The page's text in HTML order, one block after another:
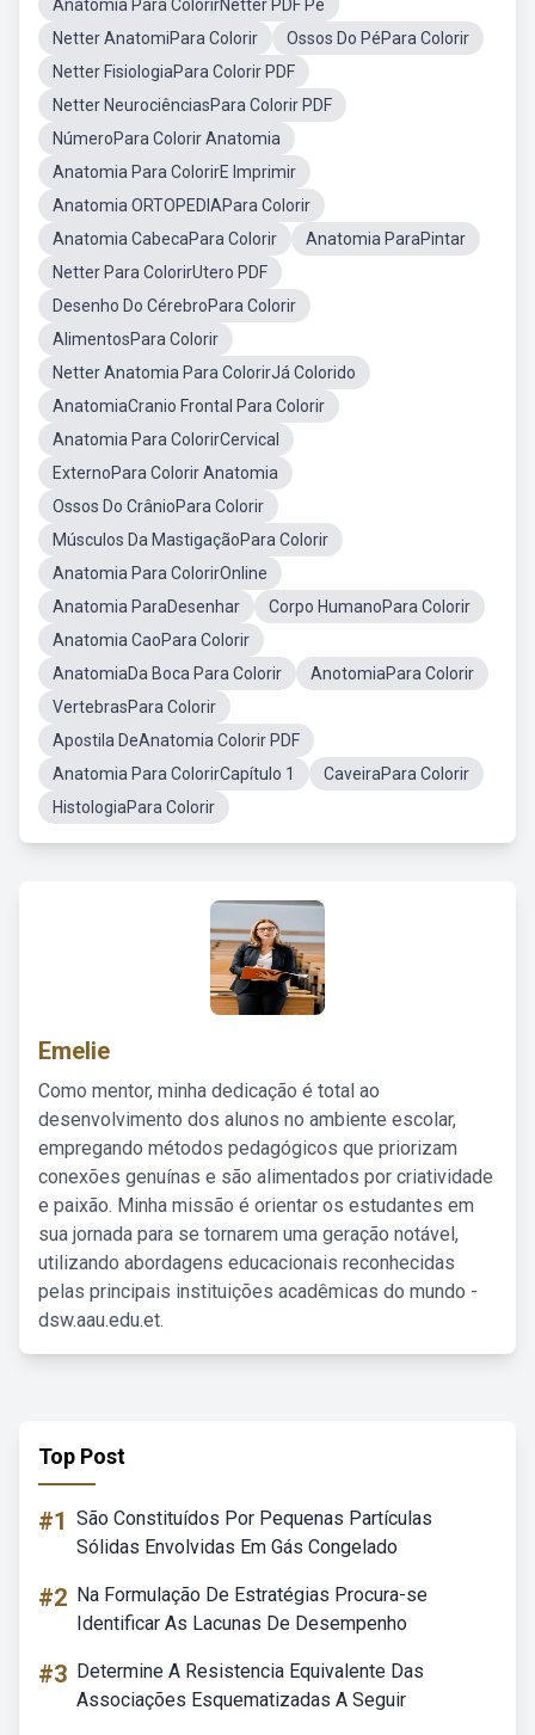
Anatomia Para ColorirNetter PDF Pé
Netter AnatomiPara Colorir
Ossos Do PéPara Colorir
Netter FisiologiaPara Colorir PDF
Netter NeurociênciasPara Colorir PDF
NúmeroPara Colorir Anatomia
Anatomia Para ColorirE Imprimir
Anatomia ORTOPEDIAPara Colorir
Anatomia CabecaPara Colorir
Anatomia ParaPintar
Netter Para ColorirUtero PDF
Desenho Do CérebroPara Colorir
AlimentosPara Colorir
Netter Anatomia Para ColorirJá Colorido
AnatomiaCranio Frontal Para Colorir
Anatomia Para ColorirCervical
ExternoPara Colorir Anatomia
Ossos Do CrânioPara Colorir
Músculos Da MastigaçãoPara Colorir
Anatomia Para ColorirOnline
Anatomia ParaDesenhar
Corpo HumanoPara Colorir
Anatomia CaoPara Colorir
AnatomiaDa Boca Para Colorir
AnotomiaPara Colorir
VertebrasPara Colorir
Apostila DeAnatomia Colorir PDF
Anatomia Para ColorirCapítulo 1
CaveiraPara Colorir
HistologiaPara Colorir
Emelie
Como mentor, minha dedicação é total ao
desenvolvimento dos alunos no ambiente escolar,
empregando métodos pedagógicos que priorizam
conexões genuínas e são alimentados por criatividade
e paixão. Minha missão é orientar os estudantes em
sua jornada para se tornarem uma geração notável,
utilizando abordagens educacionais reconhecidas
pelas principais instituições acadêmicas do mundo -
dsw.aau.edu.et.
Top Post
#1 São Constituídos Por Pequenas Partículas
Sólidas Envolvidas Em Gás Congelado
#2 Na Formulação De Estratégias Procura-se
Identificar As Lacunas De Desempenho
#3 Determine A Resistencia Equivalente Das
Associações Esquematizadas A Seguir